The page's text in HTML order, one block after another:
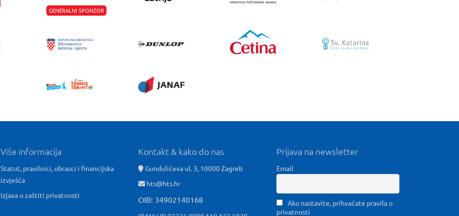
GENERALNI SPONZOR
Više informacija
Statut, pravilnici, obrasci i financijska
izvješća
Izjava o zaštiti privatnosti
Kontakt & kako do nas
Gundulićeva ul. 3, 10000 Zagreb
hts@hts.hr
OIB: 34902140168
Prijava na newsletter
Email
Ako nastavite, prihvaćate pravila o
privatnosti